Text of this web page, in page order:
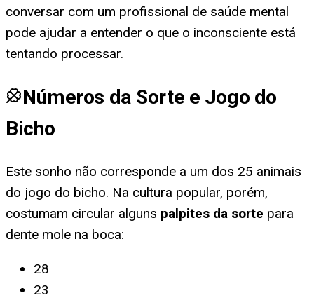
conversar com um profissional de saúde mental
pode ajudar a entender o que o inconsciente está
tentando processar.
Números da Sorte e Jogo do
Bicho
Este sonho não corresponde a um dos 25 animais
do jogo do bicho. Na cultura popular, porém,
costumam circular alguns palpites da sorte para
dente mole na boca:
28
23